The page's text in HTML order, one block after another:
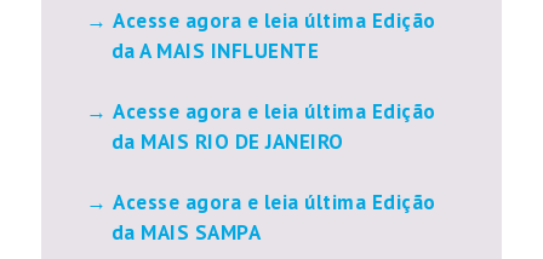
Acesse agora e leia última Edição
da A MAIS INFLUENTE
Acesse agora e leia última Edição
da MAIS RIO DE JANEIRO
Acesse agora e leia última Edição
da MAIS SAMPA